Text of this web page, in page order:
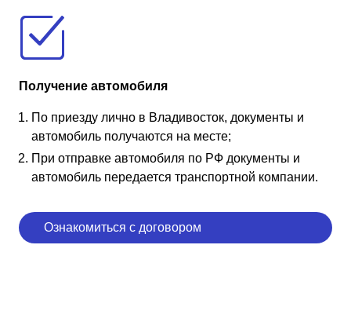
Получение автомобиля
По приезду лично в Владивосток, документы и
автомобиль получаются на месте;
При отправке автомобиля по РФ документы и
автомобиль передается транспортной компании.
Ознакомиться с договором